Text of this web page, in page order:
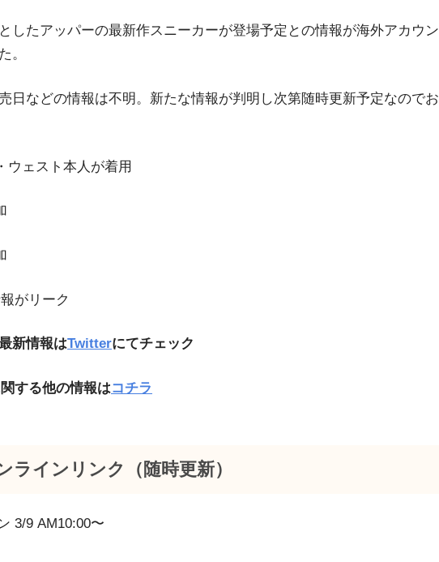
したアッパーの最新作スニーカーが登場予定との情報が海外アカウン
。
日などの情報は不明。新たな情報が判明し次第随時更新予定なのでお
ェスト本人が着用
がリーク
新情報はTwitterにてチェック
する他の情報はコチラ
ラインリンク（随時更新）
3/9 AM10:00〜